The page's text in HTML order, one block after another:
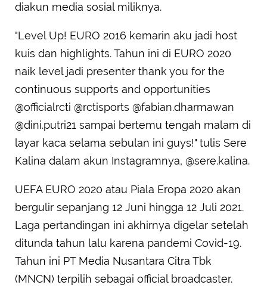
diakun media sosial miliknya.
"Level Up! EURO 2016 kemarin aku jadi host
kuis dan highlights. Tahun ini di EURO 2020
naik level jadi presenter thank you for the
continuous supports and opportunities
@officialrcti @rctisports @fabian.dharmawan
@dini.putri21 sampai bertemu tengah malam di
layar kaca selama sebulan ini guys!" tulis Sere
Kalina dalam akun Instagramnya, @sere.kalina.
UEFA EURO 2020 atau Piala Eropa 2020 akan
bergulir sepanjang 12 Juni hingga 12 Juli 2021.
Laga pertandingan ini akhirnya digelar setelah
ditunda tahun lalu karena pandemi Covid-19.
Tahun ini PT Media Nusantara Citra Tbk
(MNCN) terpilih sebagai official broadcaster.